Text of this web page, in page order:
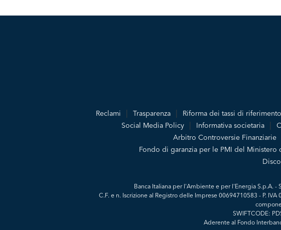
Reclami Trasparenza Riforma dei tassi di
Social Media Policy
Informativa societaria
Arbitro Controversie Finanziarie
Fondo di garanzia per le PMI del
Banca Italiana per l'Ambiente e per l'Energia S.p.A. -
C.F. e n. Iscrizione al Registro delle Imprese 00694710583 - P.
SWIFTCODE:
Aderente al Fondo